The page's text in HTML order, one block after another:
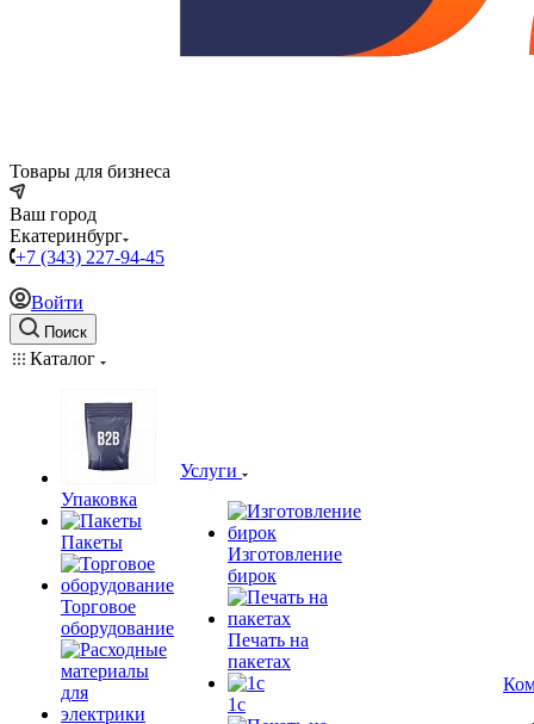
Товары для бизнеса
Ваш город
Екатеринбург
+7 (343) 227-94-45
Войти
Поиск
Каталог
Упаковка
Пакеты
Торговое
оборудование
Услуги
Изготовление
бирок
Печать на
пакетах
1c